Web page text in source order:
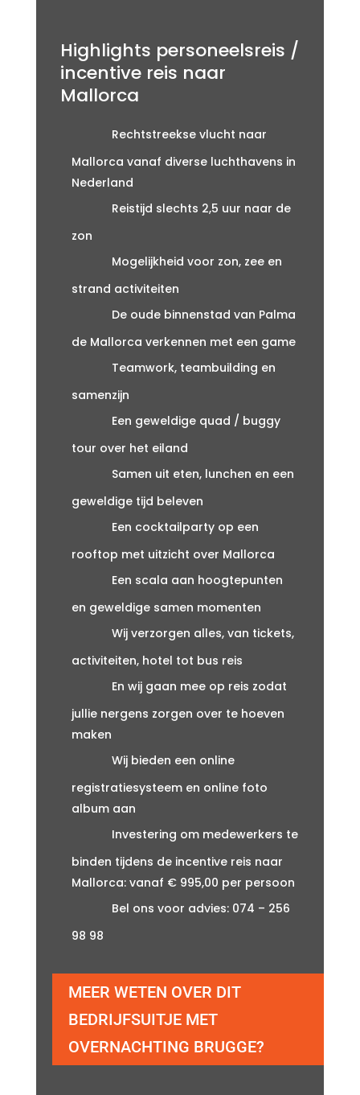
Highlights personeelsreis /
incentive reis naar
Mallorca
Rechtstreekse vlucht naar
Mallorca vanaf diverse luchthavens in
Nederland
Reistijd slechts 2,5 uur naar de
zon
Mogelijkheid voor zon, zee en
strand activiteiten
De oude binnenstad van Palma
de Mallorca verkennen met een game
Teamwork, teambuilding en
samenzijn
Een geweldige quad / buggy
tour over het eiland
Samen uit eten, lunchen en een
geweldige tijd beleven
Een cocktailparty op een
rooftop met uitzicht over Mallorca
Een scala aan hoogtepunten
en geweldige samen momenten
Wij verzorgen alles, van tickets,
activiteiten, hotel tot bus reis
En wij gaan mee op reis zodat
jullie nergens zorgen over te hoeven
maken
Wij bieden een online
registratiesysteem en online foto
album aan
Investering om medewerkers te
binden tijdens de incentive reis naar
Mallorca: vanaf € 995,00 per persoon
Bel ons voor advies: 074 – 256
98 98
MEER WETEN OVER DIT
BEDRIJFSUITJE MET
OVERNACHTING BRUGGE?